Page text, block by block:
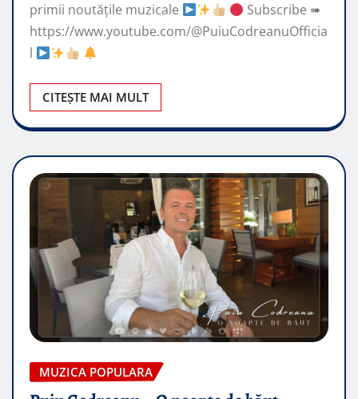
primii noutățile muzicale
Subscribe ➠
https://www.youtube.com/@PuiuCodreanuOfficia
l
CITEȘTE MAI MULT
MUZICA POPULARA